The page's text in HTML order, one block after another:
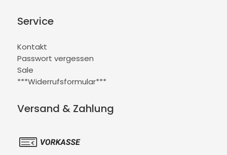
Service
Kontakt
Passwort vergessen
Sale
***Widerrufsformular***
Versand & Zahlung